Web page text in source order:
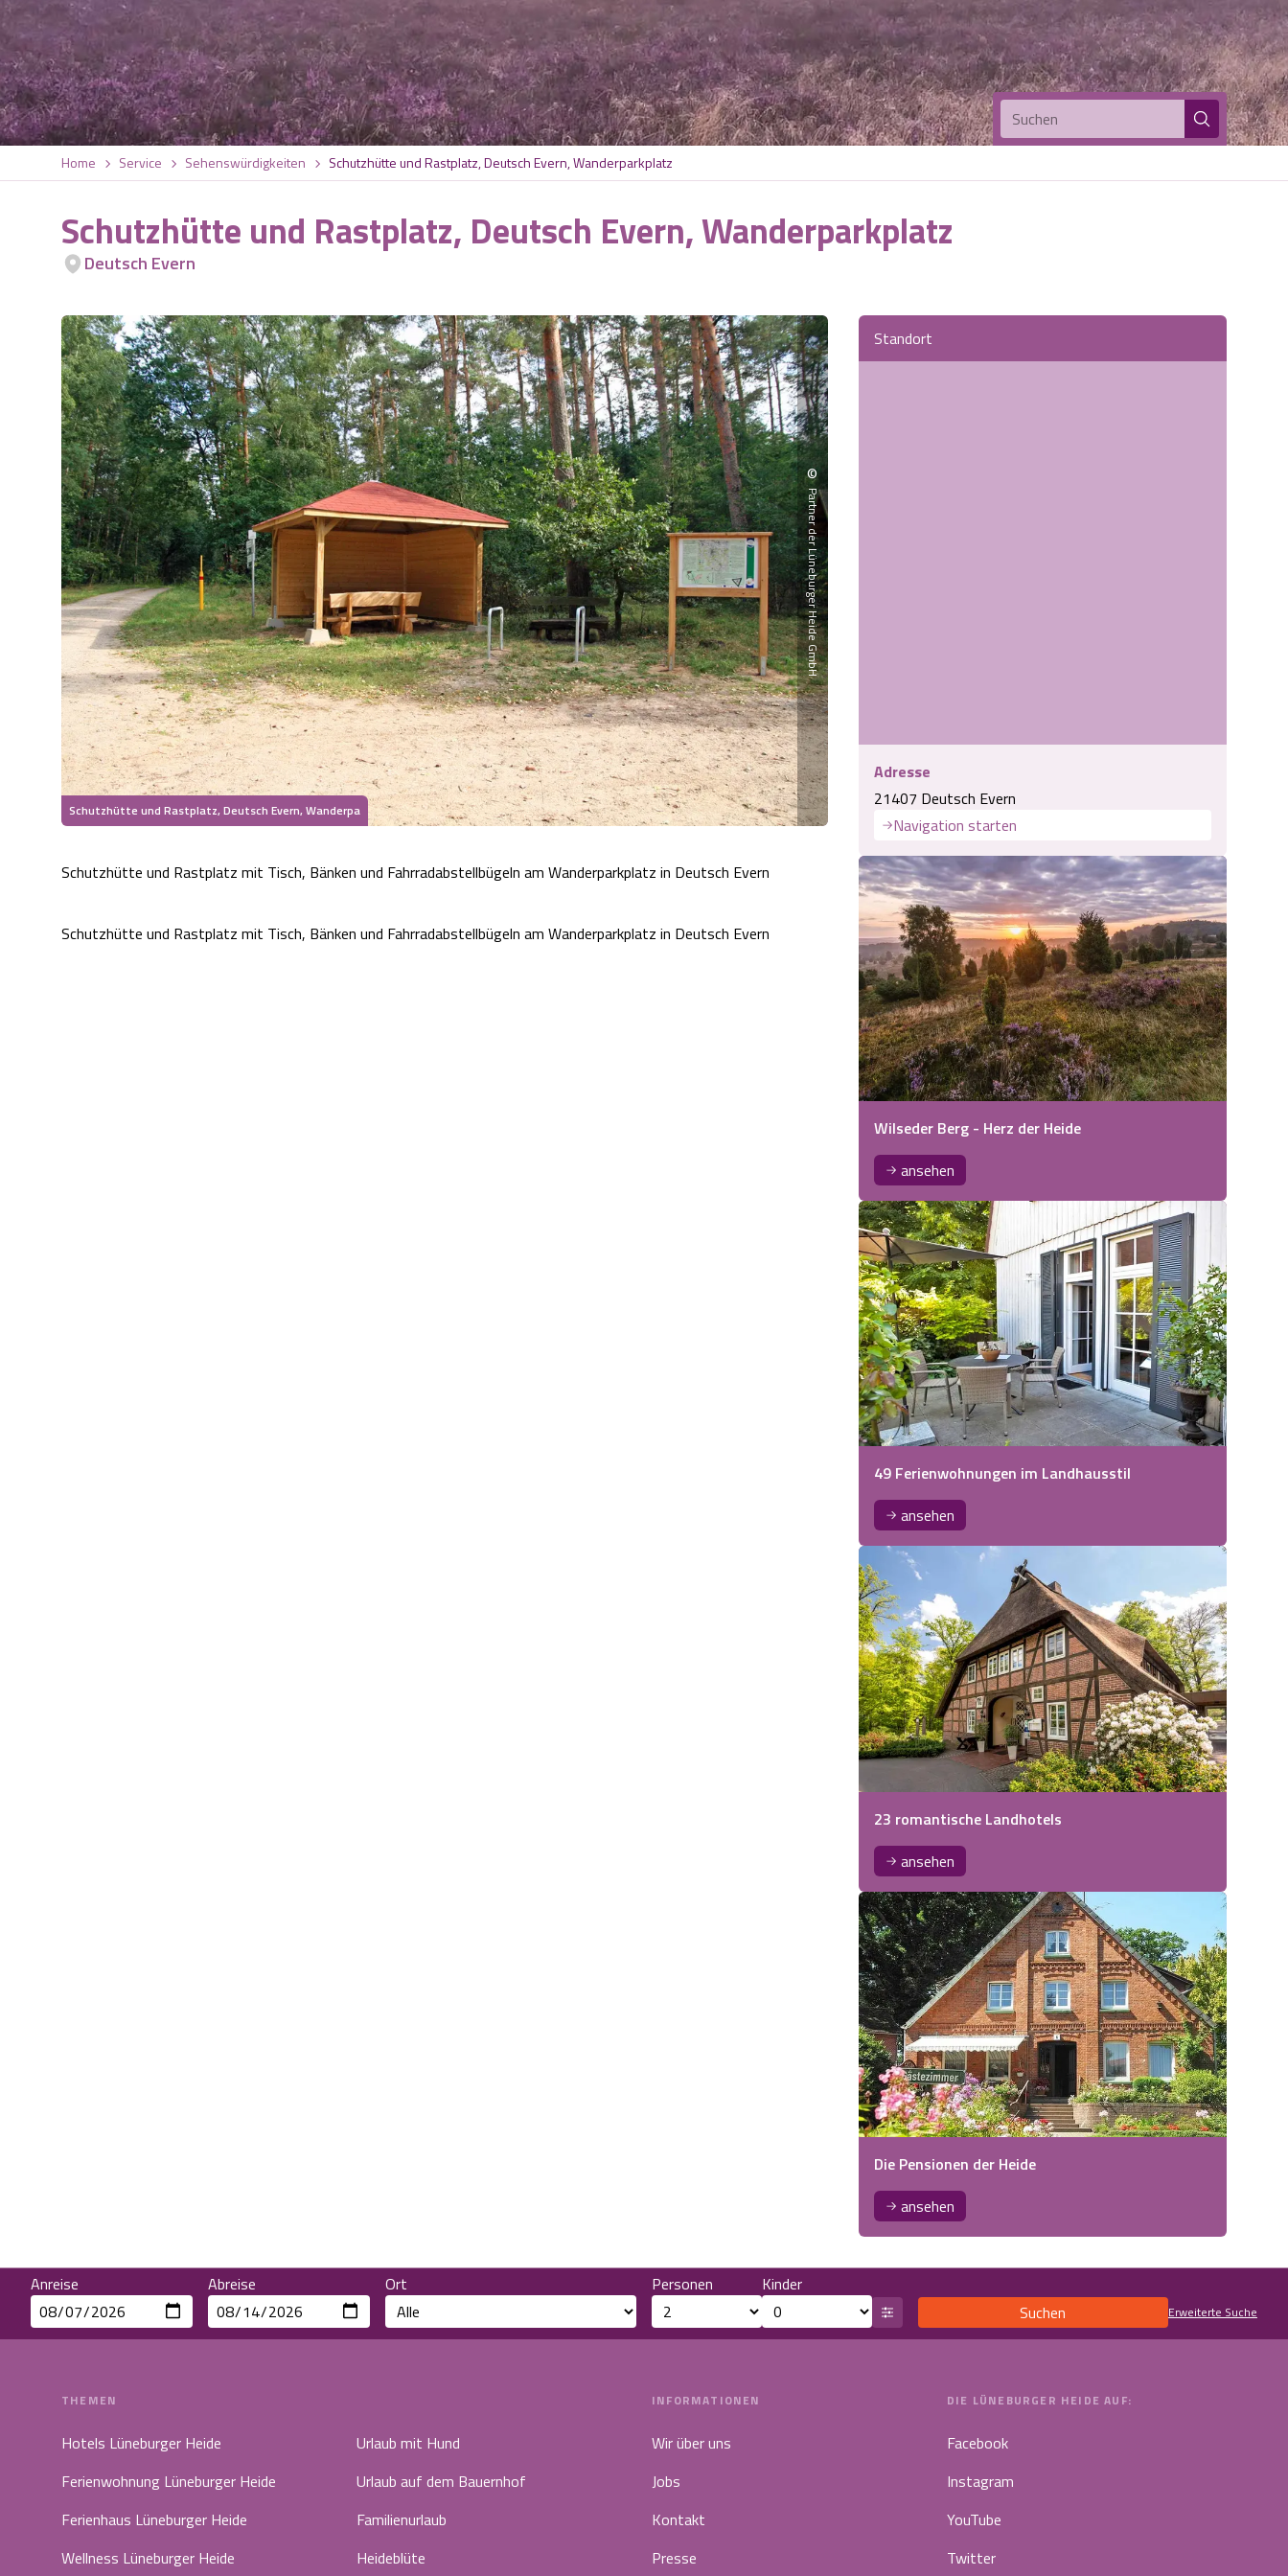
Suchen
Home Service Sehenswürdigkeiten Schutzhütte und Rastplatz, Deutsch Evern, Wanderparkplatz
Schutzhütte und Rastplatz, Deutsch Evern, Wanderparkplatz
Deutsch Evern
Schutzhütte und Rastplatz, Deutsch Evern, Wanderpa
©
Partner der Lüneburger Heide GmbH
Schutzhütte und Rastplatz mit Tisch, Bänken und Fahrradabstellbügeln am Wanderparkplatz in Deutsch Evern
Schutzhütte und Rastplatz mit Tisch, Bänken und Fahrradabstellbügeln am Wanderparkplatz in Deutsch Evern
Standort
Adresse
21407 Deutsch Evern
Navigation starten
Wilseder Berg - Herz der Heide
ansehen
49 Ferienwohnungen im Landhausstil
ansehen
23 romantische Landhotels
ansehen
Die Pensionen der Heide
ansehen
Anreise Abreise Ort Personen
Kinder
Suchen
Erweiterte Suche
THEMEN
Hotels Lüneburger Heide
Ferienwohnung Lüneburger Heide
Ferienhaus Lüneburger Heide
Wellness Lüneburger Heide
Urlaub mit Hund
Urlaub auf dem Bauernhof
Familienurlaub
Heideblüte
INFORMATIONEN
Wir über uns
Jobs
Kontakt
Presse
DIE LÜNEBURGER HEIDE AUF:
Facebook
Instagram
YouTube
Twitter